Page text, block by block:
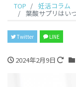
TOP 妊活コラム
葉酸サプリはいつ飲む？
Twitter LINE
2024年2月9日